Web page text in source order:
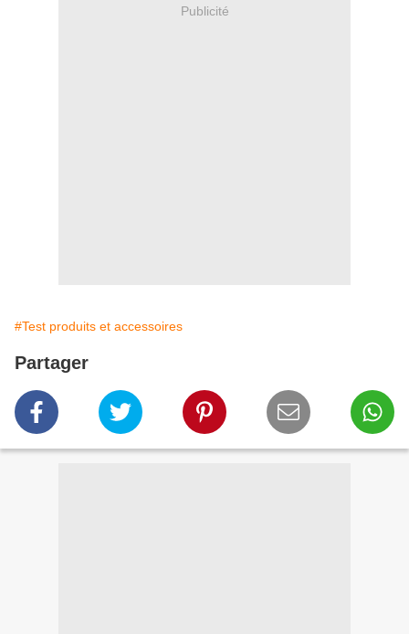
Publicité
#Test produits et accessoires
Partager